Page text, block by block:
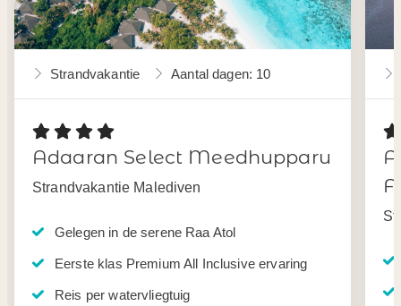
Strandvakantie Aantal dagen: 10
Adaaran Select Meedhupparu
Strandvakantie Malediven
Gelegen in de serene Raa Atol
Eerste klas Premium All Inclusive ervaring
Reis per watervliegtuig